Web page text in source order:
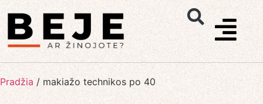
Pradžia / makiažo technikos po 40